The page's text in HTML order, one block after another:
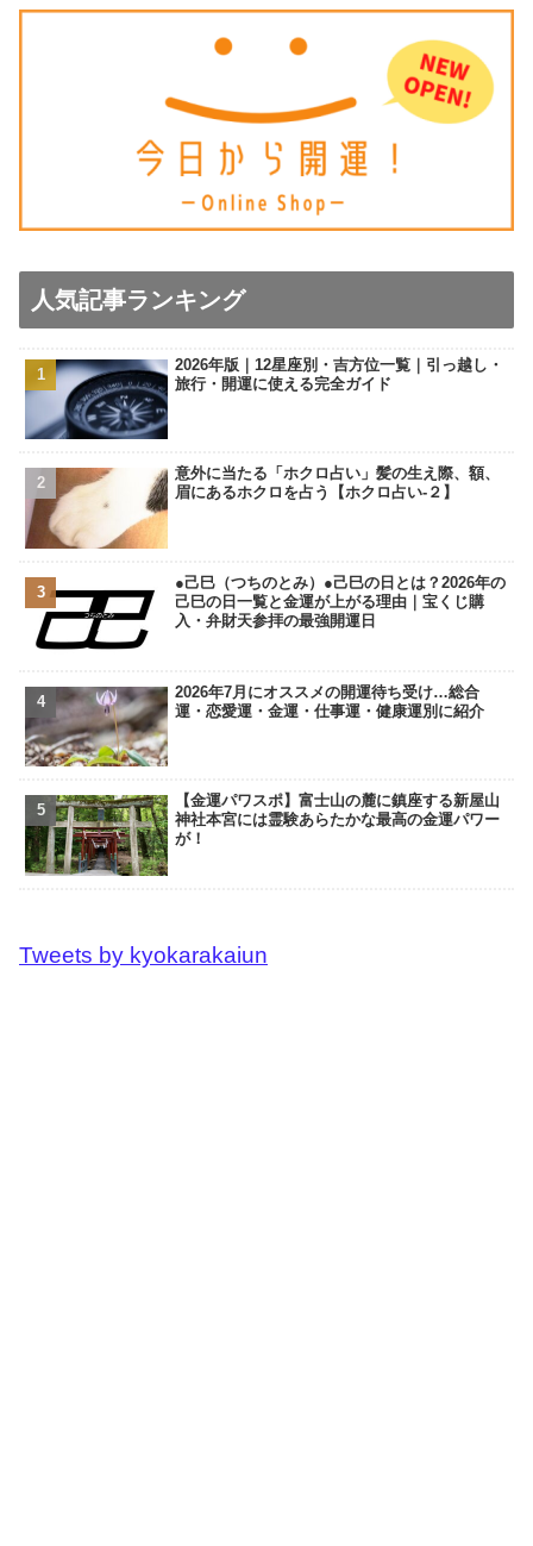
人気記事ランキング
2026年版｜12星座別・吉方位一覧｜引っ越し・
旅行・開運に使える完全ガイド
意外に当たる「ホクロ占い」髪の生え際、額、
眉にあるホクロを占う【ホクロ占い‐２】
●己巳（つちのとみ）●己巳の日とは？2026年の
己巳の日一覧と金運が上がる理由｜宝くじ購
入・弁財天参拝の最強開運日
2026年7月にオススメの開運待ち受け…総合
運・恋愛運・金運・仕事運・健康運別に紹介
【金運パワスポ】富士山の麓に鎮座する新屋山
神社本宮には霊験あらたかな最高の金運パワー
が！
Tweets by kyokarakaiun